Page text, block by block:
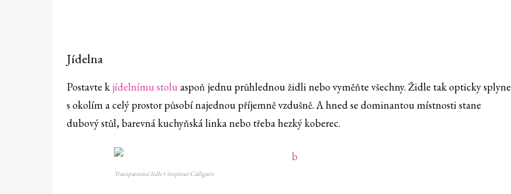
Jídelna
Postavte kjídelnímu stolu aspoň jednu průhlednou židli nebo vyměňte všechny. Židle tak opticky splyne
s okolím a celý prostor působí najednou příjemně vzdušně. A hned se dominantou místnosti stane
dubový stůl, barevná kuchyňská linka nebo třeba hezký koberec.
Transparentní židle v inspiraci Calligaris